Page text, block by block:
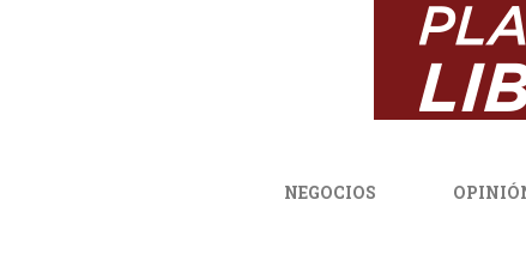
NEGOCIOS